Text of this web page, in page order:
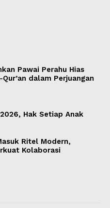
Pawai Perahu Hias
dalam Perjuangan
Hak Setiap Anak
Ritel Modern,
Kolaborasi